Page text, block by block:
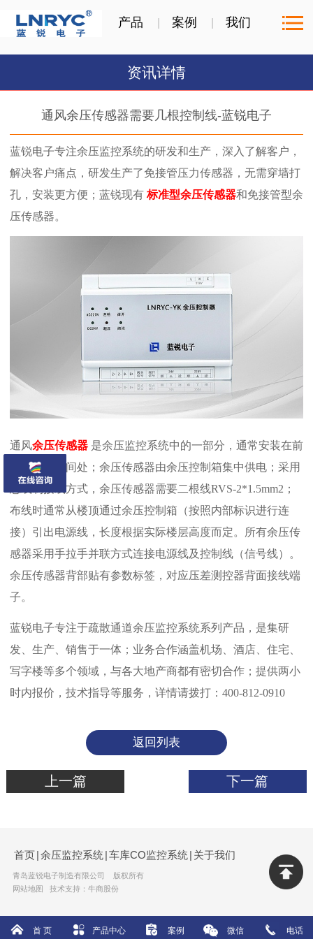
产品 案例 我们
资讯详情
通风余压传感器需要几根控制线-蓝锐电子
蓝锐电子专注余压监控系统的研发和生产，深入了解客户，
解决客户痛点，研发生产了免接管压力传感器，无需穿墙打
孔，安装更方便；蓝锐现有 标准型余压传感器和免接管型余
压传感器。
通风余压传感器 是余压监控系统中的一部分，通常安装在前
室或者楼梯间处；余压传感器由余压控制箱集中供电；采用
总线制接线方式，余压传感器需要二根线RVS-2*1.5mm2；
布线时通常从楼顶通过余压控制箱（按照内部标识进行连
接）引出电源线，长度根据实际楼层高度而定。所有余压传
感器采用手拉手并联方式连接电源线及控制线（信号线）。
余压传感器背部贴有参数标签，对应压差测控器背面接线端
子。
蓝锐电子专注于疏散通道余压监控系统系列产品，是集研
发、生产、销售于一体；业务合作涵盖机场、酒店、住宅、
写字楼等多个领域，与各大地产商都有密切合作；提供两小
时内报价，技术指导等服务，详情请拨打：400-812-0910
返回列表
上一篇 下一篇
首页|余压监控系统|车库CO监控系统| 关于我们
青岛蓝锐电子制造有限公司 版权所有
网站地图
技术支持：牛商股份
首 页 产品中心 案例 微信 电话